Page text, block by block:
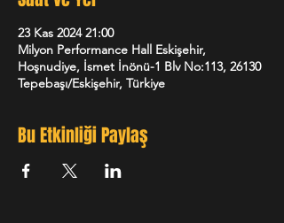
23 Kas 2024 21:00
Milyon Performance Hall Eskişehir,
Hoşnudiye, İsmet İnönü-1 Blv No:113, 26130
Tepebaşı/Eskişehir, Türkiye
Bu Etkinliği Paylaş